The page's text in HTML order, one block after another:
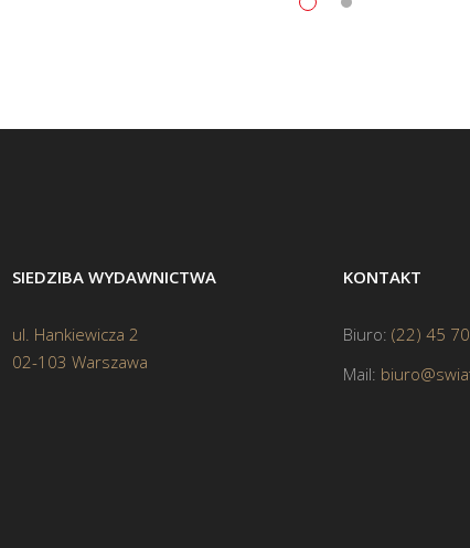
SIEDZIBA WYDAWNICTWA
ul. Hankiewicza 2
02-103 Warszawa
KONTAKT
Biuro: (22) 45
Mail: